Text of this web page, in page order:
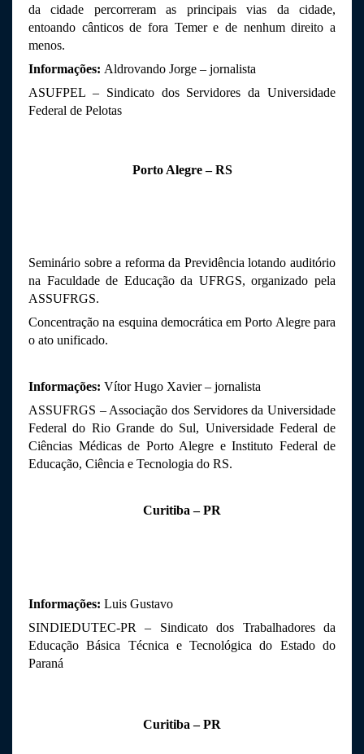
da cidade percorreram as principais vias da cidade,
entoando cânticos de fora Temer e de nenhum direito a
menos.
Informações: Aldrovando Jorge – jornalista
ASUFPEL – Sindicato dos Servidores da Universidade
Federal de Pelotas
Porto Alegre – RS
Seminário sobre a reforma da Previdência lotando auditório
na Faculdade de Educação da UFRGS, organizado pela
ASSUFRGS.
Concentração na esquina democrática em Porto Alegre para
o ato unificado.
Informações: Vítor Hugo Xavier – jornalista
ASSUFRGS – Associação dos Servidores da Universidade
Federal do Rio Grande do Sul, Universidade Federal de
Ciências Médicas de Porto Alegre e Instituto Federal de
Educação, Ciência e Tecnologia do RS.
Curitiba – PR
Informações: Luis Gustavo
SINDIEDUTEC-PR – Sindicato dos Trabalhadores da
Educação Básica Técnica e Tecnológica do Estado do
Paraná
Curitiba – PR